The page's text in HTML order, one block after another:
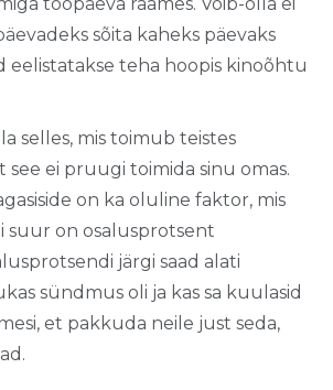
sõita kaheks päevaks
eelistatakse teha hoopis kinoõhtu
selles, mis toimub teistes
see ei pruugi toimida sinu omas.
on ka oluline faktor, mis
suur on osalusprotsent
järgi saad alati
sündmus oli ja kas sa kuulasid
et pakkuda neile just seda,